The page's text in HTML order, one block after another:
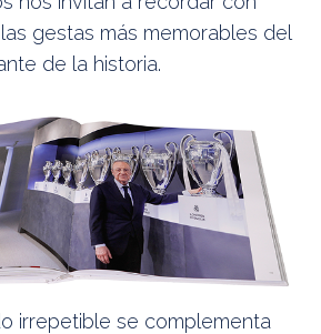
gestas más memorables del
de la historia.
irrepetible se complementa